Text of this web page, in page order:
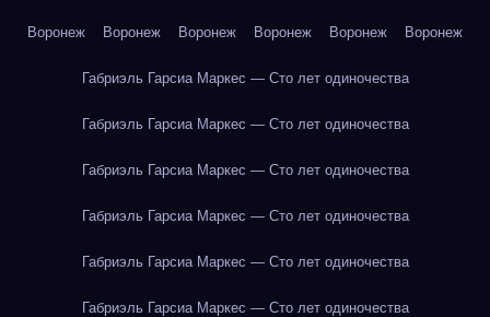
Воронеж Воронеж Воронеж Воронеж Воронеж Воронеж
Габриэль Гарсиа Маркес — Сто лет одиночества
Габриэль Гарсиа Маркес — Сто лет одиночества
Габриэль Гарсиа Маркес — Сто лет одиночества
Габриэль Гарсиа Маркес — Сто лет одиночества
Габриэль Гарсиа Маркес — Сто лет одиночества
Габриэль Гарсиа Маркес — Сто лет одиночества